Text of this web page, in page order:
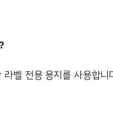
벨 전용 용지를 사용합